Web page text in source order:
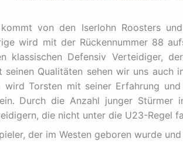
von den Iserlohn Roosters
wird mit der Rückennummer 88
klassischen Defensiv Verteidiger,
Qualitäten sehen wir uns auch
wird Torsten mit seiner Erfahrung
Durch die Anzahl junger Stürmer
die nicht unter die U23-Regel
der im Westen geboren wurde